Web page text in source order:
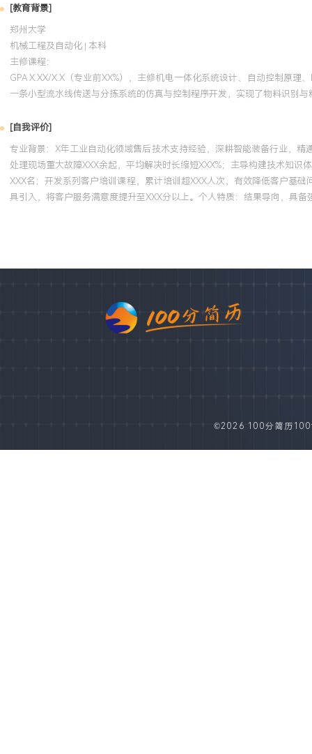
[教育背景]
郑州大学
机械工程及自动化 | 本科
主修课程：
GPA X.XX/X.X（专业前XX%），主修机电一体化系统设计、自动控制原
一条小型流水线传送与分拣系统的仿真与控制程序开发，实现了物料识别与
[自我评价]
专业背景：X年工业自动化领域售后技术支持经验，深耕智能装备行业，
处理现场重大故障XXX余起，平均解决时长缩短XXX%；主导构建技术知
XXX名；开发系列客户培训课程，累计培训超XXX人次，有效降低客户基
具引入，将客户服务满意度提升至XXX分以上。个人特质：结果导向，具
©2026 100分简历